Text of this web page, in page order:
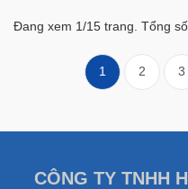
Đang xem 1/15 trang. Tổng
1 2 3
CÔNG TY TNHH